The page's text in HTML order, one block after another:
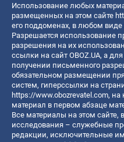
Использование любых
размещенных на этом сайте
его поддоменах, в любом виде
Разрешается использование
разрешения на их
ссылки на сайт OBOZ.UA, а
получении письменного
обязательном размещении
систем, гиперссылки на
https://www.obozrevatel.com, на
материал в первом абзаце
Все материалы на этом сайте,
исследования – служебные
редакции, исключительные